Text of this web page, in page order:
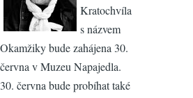
Kratochvíla
s názvem
Okamžiky bude zahájena 30.
června v Muzeu Napajedla.
30. června bude probíhat také